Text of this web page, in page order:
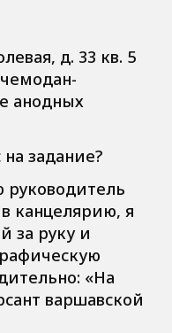
д. 33 кв. 5
анодных
задание?
руководитель
канцелярию, я
за руку и
«На
варшавской